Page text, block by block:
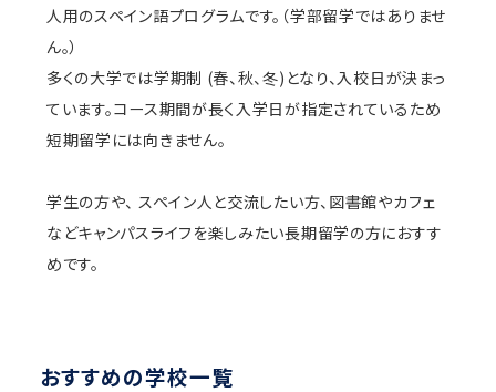
人用のスペイン語プログラムです。（学部留学ではありませ
ん。）
多くの大学では学期制 (春、秋、冬)となり、入校日が決まっ
ています。コース期間が長く入学日が指定されているため
短期留学には向きません。
学生の方や、 スペイン人と交流したい方、図書館やカフェ
などキャンパスライフを楽しみたい長期留学の方におすす
めです。
おすすめの学校一覧